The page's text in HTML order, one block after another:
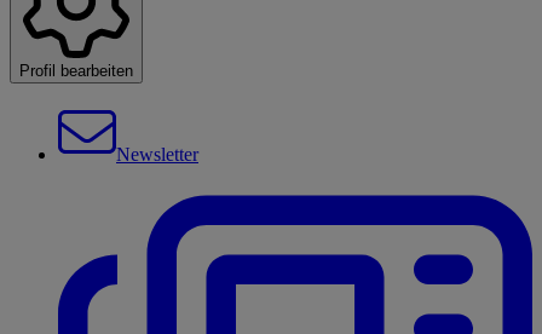
Profil bearbeiten
Newsletter